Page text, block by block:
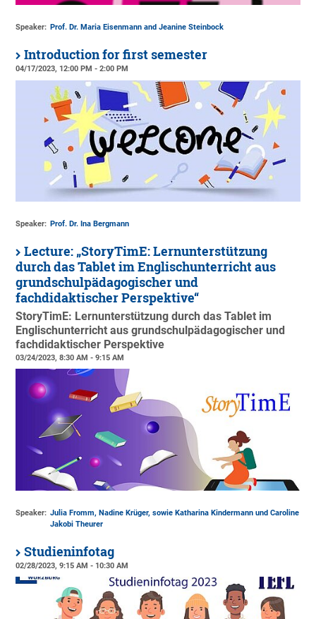
Speaker: Prof. Dr. Maria Eisenmann and Jeanine Steinbock
Introduction for first semester
04/17/2023, 12:00 PM - 2:00 PM
Speaker: Prof. Dr. Ina Bergmann
Lecture: „StoryTimE: Lernunterstützung
durch das Tablet im Englischunterricht aus
grundschulpädagogischer und
fachdidaktischer Perspektive“
StoryTimE: Lernunterstützung durch das Tablet im
Englischunterricht aus grundschulpädagogischer und
fachdidaktischer Perspektive
03/24/2023, 8:30 AM - 9:15 AM
Speaker: Julia Fromm, Nadine Krüger, sowie Katharina Kindermann und Caroline
Jakobi Theurer
Studieninfotag
02/28/2023, 9:15 AM - 10:30 AM